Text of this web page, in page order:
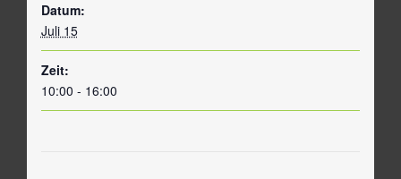
Datum:
Juli 15
Zeit:
10:00 - 16:00